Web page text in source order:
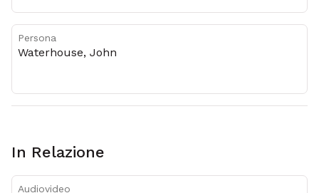
Persona
Waterhouse, John
In Relazione
Audiovideo